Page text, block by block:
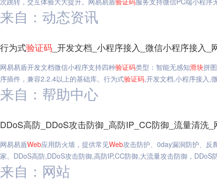
来自：动态资讯
行为式验证码 _开发文档_小程序接入_微信小程序接入_
网易易盾开发文档微信小程序支持四种验证码类型：智能无感知滑块拼
序插件，兼容2.2.4以上的基础库。行为式验证码,开发文档,小程序接入,
来自：帮助中心
DDoS高防_DDoS攻击防御_高防IP_CC防御_流量清洗_
网易易盾Web应用防火墙，提供常见Web攻击防护、0day漏洞防护、反
家。DDoS高防,DDoS攻击防御,高防IP,CC防御,大流量攻击防御，DDoS
来自：网站